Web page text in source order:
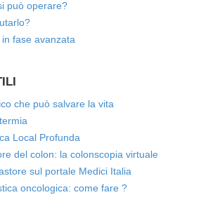
può operare?
fase avanzata
che può salvare la vita
Local Profunda
del colon: la colonscopia virtuale
sul portale Medici Italia
oncologica: come fare ?